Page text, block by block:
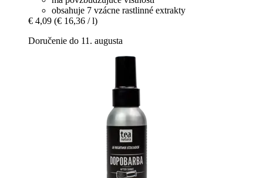
obsahuje 7 vzácne rastlinné extrakty
€ 4,09 (€ 16,36 / l)
Doručenie do 11. augusta